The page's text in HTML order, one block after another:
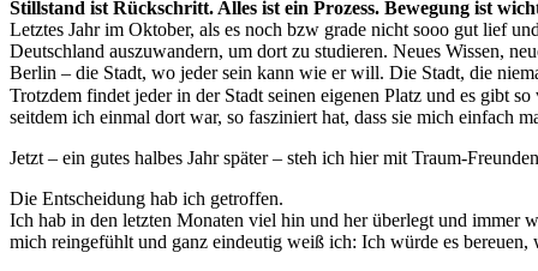
Stillstand ist Rückschritt. Alles ist ein Prozess. Bewegung ist
Letztes Jahr im Oktober, als es noch bzw grade nicht sooo gut lief
Deutschland auszuwandern, um dort zu studieren. Neues Wissen,
Berlin – die Stadt, wo jeder sein kann wie er will. Die Stadt, die
Trotzdem findet jeder in der Stadt seinen eigenen Platz und es gibt
seitdem ich einmal dort war, so fasziniert hat, dass sie mich einfach
Jetzt – ein gutes halbes Jahr später – steh ich hier mit Traum-
Die Entscheidung hab ich getroffen.
Ich hab in den letzten Monaten viel hin und her überlegt und immer
mich reingefühlt und ganz eindeutig weiß ich: Ich würde es